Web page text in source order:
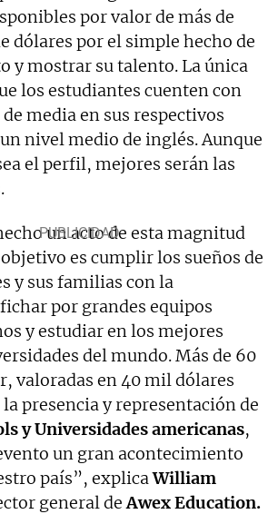
por valor de más de
dólares por el simple hecho de
y mostrar su talento. La única
los estudiantes cuenten con
media en sus respectivos
nivel medio de inglés. Aunque
el perfil, mejores serán las
un acto de esta magnitud
objetivo es cumplir los sueños de
y sus familias con la
por grandes equipos
y estudiar en los mejores
del mundo. Más de 60
valoradas en 40 mil dólares
la presencia y representación de
y Universidades americanas,
un gran acontecimiento
país”, explicaWilliam
general deAwex Education.